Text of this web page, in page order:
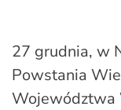
27 grudnia, w
Powstania
Województwa